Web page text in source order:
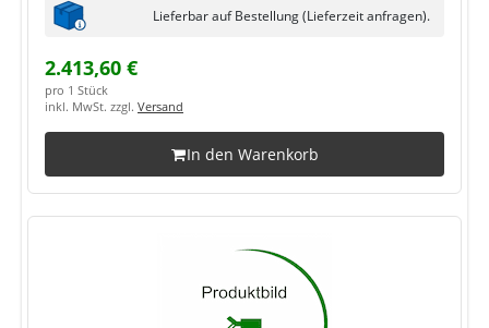
Lieferbar auf Bestellung (Lieferzeit anfragen).
2.413,60 €
pro 1 Stück
inkl. MwSt. zzgl. Versand
In den Warenkorb